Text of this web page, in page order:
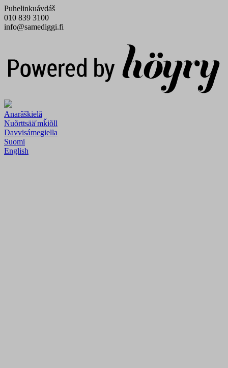
Puhelinkuávdáš
010 839 3100
info@samediggi.fi
Anarâškielâ
Nuõrttsääʹmǩiõll
Davvisámegiella
Suomi
English